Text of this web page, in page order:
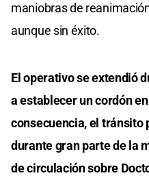
maniobras de
aunque sin éxito.
El operativo se extendió
a establecer un cordón
consecuencia, el
durante gran parte de la
de circulación sobre